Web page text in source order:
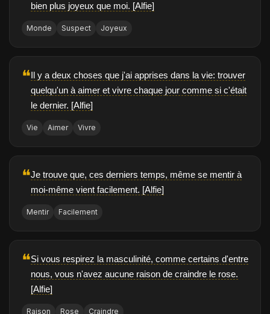
bien plus joyeux que moi. [Alfie]
Monde Suspect Joyeux
❝Il y a deux choses que j'ai apprises dans la vie: trouver
quelqu'un à aimer et vivre chaque jour comme si c'était
le dernier. [Alfie]
Vie Aimer Vivre
❝Je trouve que, ces derniers temps, même se mentir à
moi-même vient facilement. [Alfie]
Mentir Facilement
❝Si vous respirez la masculinité, comme certains d'entre
nous, vous n'avez aucune raison de craindre le rose.
[Alfie]
Raison Rose Craindre